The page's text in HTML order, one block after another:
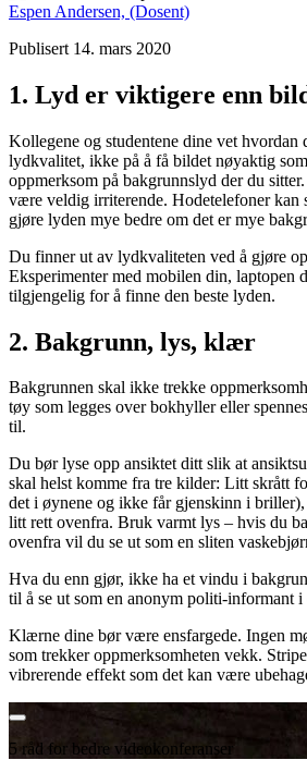
Espen Andersen, (Dosent)
Publisert 14. mars 2020
1. Lyd er viktigere enn
Kollegene og studentene dine vet hvordan
lydkvalitet, ikke på å få bildet nøyaktig
oppmerksom på bakgrunnslyd der du
være veldig irriterende. Hodetelefoner kan
gjøre lyden mye bedre om det er mye
Du finner ut av lydkvaliteten ved å gjøre
Eksperimenter med mobilen din, laptopen
tilgjengelig for å finne den beste lyden.
2. Bakgrunn, lys, klær
Bakgrunnen skal ikke trekke
tøy som legges over bokhyller eller
til.
Du bør lyse opp ansiktet ditt slik at
skal helst komme fra tre kilder: Litt skrått
det i øynene og ikke får gjenskinn i
litt rett ovenfra. Bruk varmt lys – hvis du
ovenfra vil du se ut som en sliten
Hva du enn gjør, ikke ha et vindu i
til å se ut som en anonym politi-informant
Klærne dine bør være ensfargede. Ingen
som trekker oppmerksomheten vekk.
vibrerende effekt som det kan være
5 råd for bedre videokonferanser